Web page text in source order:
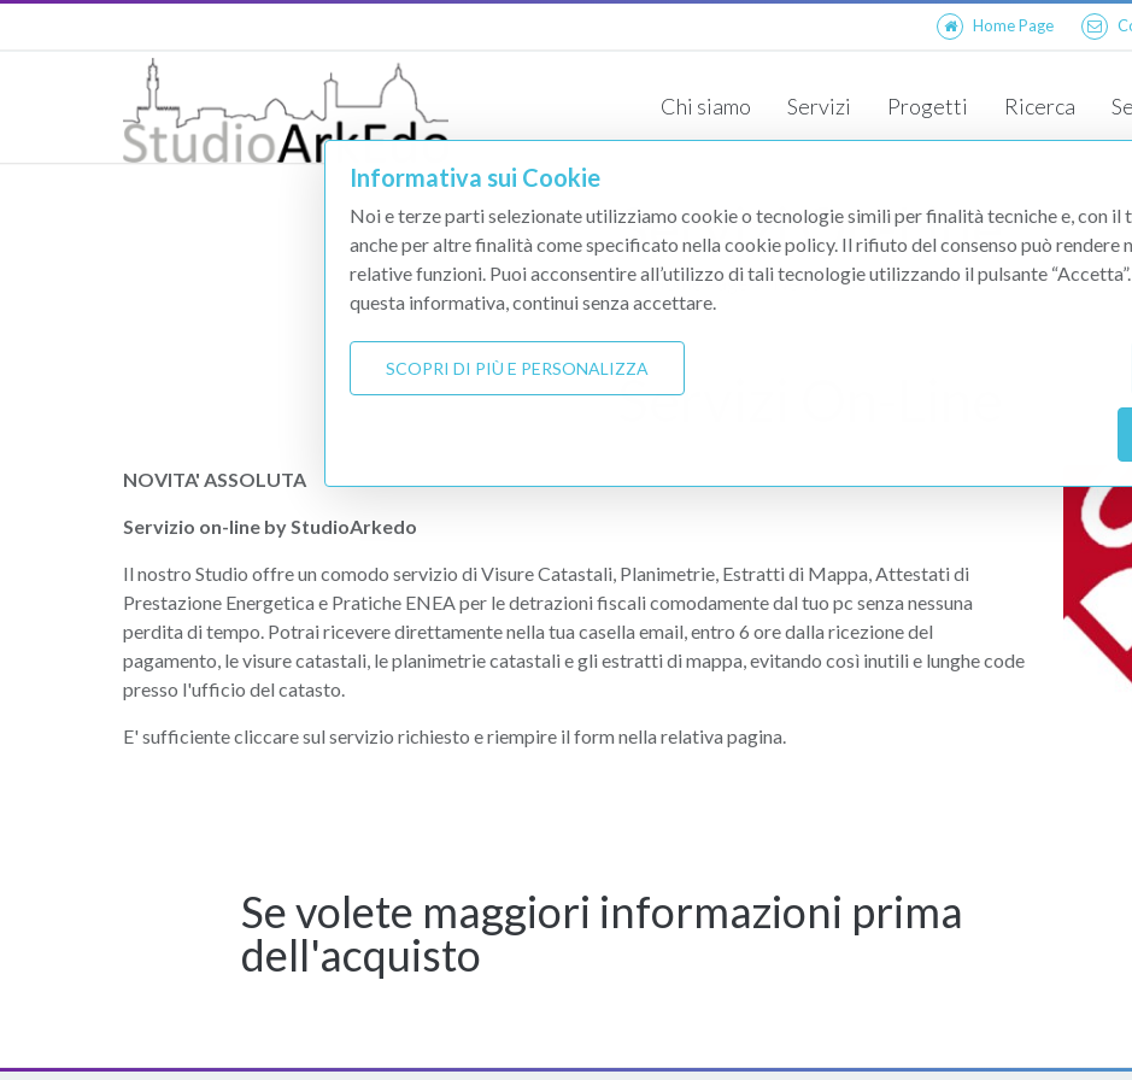
Home Page
Chi siamo Servizi Progetti Ricerca
Servizi On-Line
Home Page News Servizi On-Line
Servizi On-Line
NOVITA' ASSOLUTA
Servizio on-line by StudioArkedo
Il nostro Studio offre un comodo servizio di Visure Catastali, Planimetrie, Estratti di Mappa, Attestati di
Prestazione Energetica e Pratiche ENEA per le detrazioni fiscali comodamente dal tuo pc senza nessuna
perdita di tempo. Potrai ricevere direttamente nella tua casella email, entro 6 ore dalla ricezione del
pagamento, le visure catastali, le planimetrie catastali e gli estratti di mappa, evitando così inutili e lunghe code
presso l'ufficio del catasto.
E' sufficiente cliccare sul servizio richiesto e riempire il form nella relativa pagina.
Se volete maggiori informazioni prima
dell'acquisto
Informativa sui Cookie
Noi e terze parti selezionate utilizziamo cookie o tecnologie simili per finalità tecniche e, con il
anche per altre finalità come specificato nella cookie policy. Il rifiuto del consenso può rendere
relative funzioni. Puoi acconsentire all’utilizzo di tali tecnologie utilizzando il pulsante
questa informativa, continui senza accettare.
SCOPRI DI PIÙ E PERSONALIZZA